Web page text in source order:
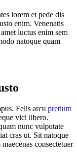
lorem et pede dis
enim. Venenatis
luctus enim sem
natoque quam
Felis arcu pretium
vici libero.
nunc vulputate
cras ut. Sit natoque
consectetuer